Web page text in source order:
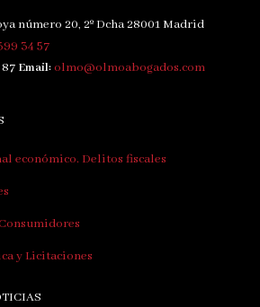
número 20, 2º Dcha 28001 Madrid
34 57
Email:olmo@olmoabogados.com
económico. Delitos fiscales
y Licitaciones